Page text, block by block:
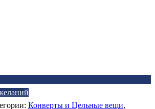
Конверты и Цельные вещи,